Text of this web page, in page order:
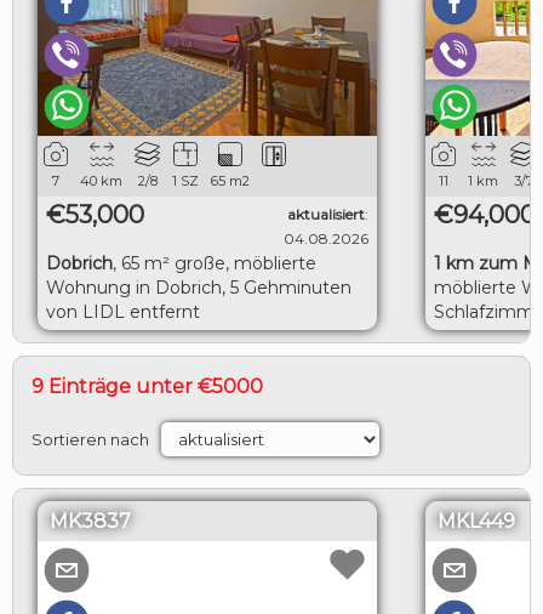
7 40 km 2/8 1 SZ 65 m2
€53,000 aktualisiert:
04.08.2026
Dobrich, 65 m² große, möblierte
Wohnung in Dobrich, 5 Gehminuten
von LIDL entfernt
11 1 km 3/7
€94,000
1 km zum
möblierte
herrlicher
9 Einträge unter €5000
Sortieren nach
MK3837 MKL449